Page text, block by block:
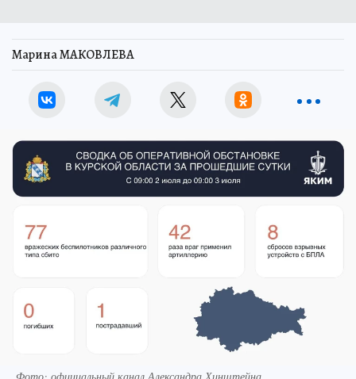
Марина МАКОВЛЕВА
Фото: официальный канал Александра Хинштейна